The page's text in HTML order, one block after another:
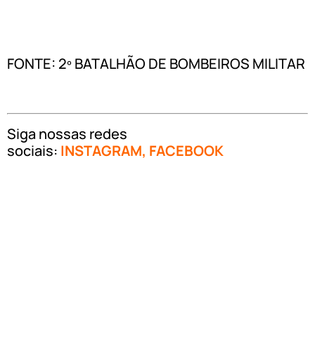
FONTE: 2º BATALHÃO DE BOMBEIROS MILITAR
Siga nossas redes
sociais: INSTAGRAM, FACEBOOK